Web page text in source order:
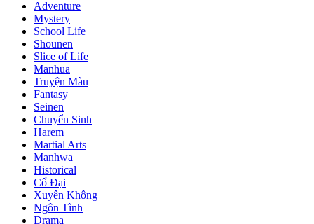
Adventure
Mystery
School Life
Shounen
Slice of Life
Manhua
Truyện Màu
Fantasy
Seinen
Chuyển Sinh
Harem
Martial Arts
Manhwa
Historical
Cổ Đại
Xuyên Không
Ngôn Tình
Drama